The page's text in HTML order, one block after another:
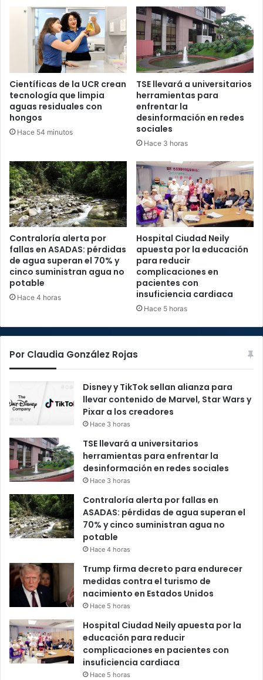
Científicas de la UCR crean
tecnología que limpia
aguas residuales con
hongos
Hace 54 minutos
TSE llevará a universitarios
herramientas para
enfrentar la
desinformación en redes
sociales
Hace 3 horas
Contraloría alerta por
fallas en ASADAS: pérdidas
de agua superan el 70% y
cinco suministran agua no
potable
Hace 4 horas
Hospital Ciudad Neily
apuesta por la educación
para reducir
complicaciones en
pacientes con
insuficiencia cardiaca
Hace 5 horas
Por Claudia González Rojas
Disney y TikTok sellan alianza para
llevar contenido de Marvel, Star Wars y
Pixar a los creadores
Hace 3 horas
TSE llevará a universitarios
herramientas para enfrentar la
desinformación en redes sociales
Hace 3 horas
Contraloría alerta por fallas en
ASADAS: pérdidas de agua superan el
70% y cinco suministran agua no
potable
Hace 4 horas
Trump firma decreto para endurecer
medidas contra el turismo de
nacimiento en Estados Unidos
Hace 5 horas
Hospital Ciudad Neily apuesta por la
educación para reducir
complicaciones en pacientes con
insuficiencia cardiaca
Hace 5 horas